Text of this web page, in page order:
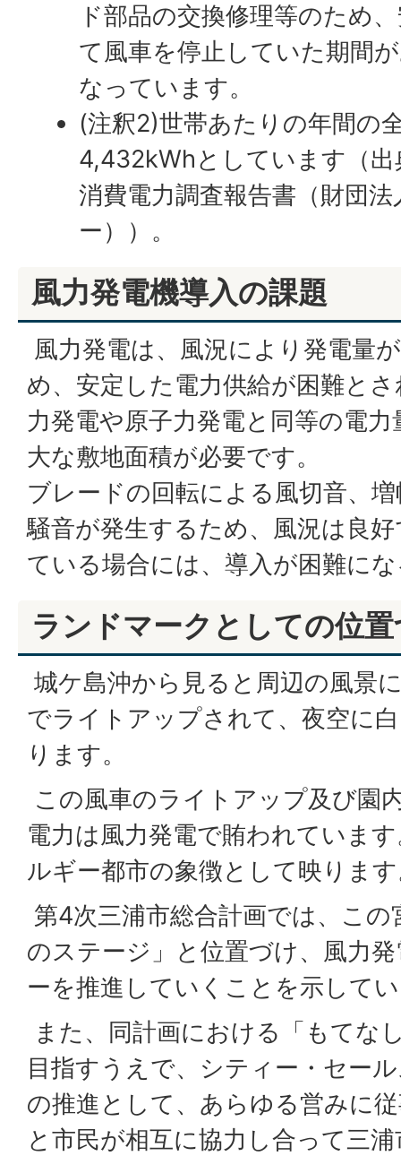
ド部品の交換修理等のため
て風車を停止していた期間
なっています。
(注釈2)世帯あたりの年間の
4,432kWhとしています（
消費電力調査報告書（財団
ー））。
風力発電機導入の課題
風力発電は、風況により発電量
め、安定した電力供給が困難と
力発電や原子力発電と同等の電
大な敷地面積が必要です。
ブレードの回転による風切音、
騒音が発生するため、風況は良
ている場合には、導入が困難に
ランドマークとしての位
城ケ島沖から見ると周辺の風景
でライトアップされて、夜空に
ります。
この風車のライトアップ及び園
電力は風力発電で賄われていま
ルギー都市の象徴として映りま
第4次三浦市総合計画では、この
のステージ」と位置づけ、風力
ーを推進していくことを示して
また、同計画における「もてな
目指すうえで、シティー・セー
の推進として、あらゆる営みに
と市民が相互に協力し合って三